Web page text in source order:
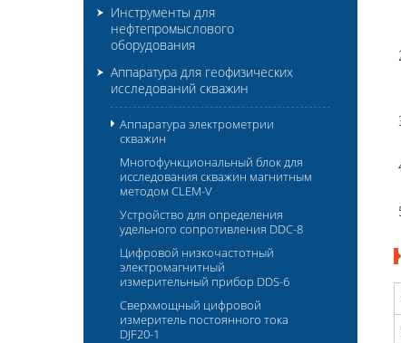
Инструменты для
нефтепромыслового
оборудования
Аппаратура для геофизических
исследований скважин
Аппаратура электрометрии
скважин
Многофункциональный блок для
исследования скважин магнитным
методом CLEM-V
Устройство для определения
удельного сопротивления DDC-8
Цифровой низкочастотный
электромагнитный
измерительный прибор DDS-6
Сверхмощный цифровой
измеритель постоянного тока
DJF20-1